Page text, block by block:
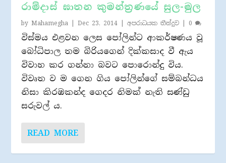
රාම්දාස් ඝාතන කුමන්ත‍්‍රණයේ සුල-මුල
byMahamegha |Dec 23, 2014 |අපරාධයක තීන්දුව | 0
විස්මය එළවන ලෙස පෝලින්ට ආකර්ෂණය වූ
බෝධිපාල තම බිරියගෙන් දික්කසාද වී ඇය
විවාහ කර ගන්නා බවට පොරොන්දු විය.
විවෘත ව ම ගෙන ගිය පෝලින්ගේ සම්බන්ධය
නිසා කිරඹකන්ද ගෙදර නිමක් නැති සණ්ඩු
සරුවල් ය.
READ MORE